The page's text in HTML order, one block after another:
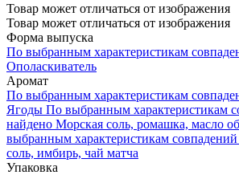
Товар может отличаться от изображения
Товар может отличаться от изображения
Форма выпуска
По выбранным характеристикам
Ополаскиватель
Аромат
По выбранным характеристикам
Ягоды По выбранным характеристикам
найдено Морская соль, ромашка, масло
выбранным характеристикам
соль, имбирь, чай матча
Упаковка